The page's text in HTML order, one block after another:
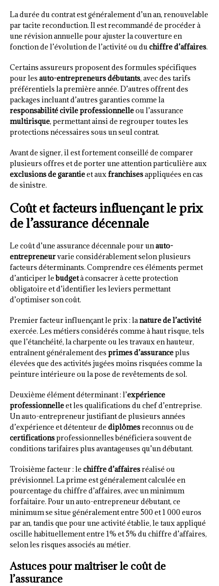
La durée du contrat est généralement d’un an, renouvelable
par tacite reconduction. Il est recommandé de procéder à
une révision annuelle pour ajuster la couverture en
fonction de l’évolution de l’activité ou duchiffre d’affaires.
Certains assureurs proposent des formules spécifiques
pour les auto-entrepreneurs débutants, avec des tarifs
préférentiels la première année. D’autres offrent des
packages incluant d’autres garanties comme la
responsabilité civile professionnelleou l’assurance
multirisque, permettant ainsi de regrouper toutes les
protections nécessaires sous un seul contrat.
Avant de signer, il est fortement conseillé de comparer
plusieurs offres et de porter une attention particulière aux
exclusions de garantieet auxfranchisesappliquées en cas
de sinistre.
Coût et facteurs influençant le prix
de l’assurance décennale
Le coût d’une assurance décennale pour unauto-
entrepreneurvarie considérablement selon plusieurs
facteurs déterminants. Comprendre ces éléments permet
d’anticiper lebudgetà consacrer à cette protection
obligatoire et d’identifier les leviers permettant
d’optimiser son coût.
Premier facteur influençant le prix : lanature de l’activité
exercée. Les métiers considérés comme à haut risque, tels
que l’étanchéité, la charpente ou les travaux en hauteur,
entraînent généralement des primes d’assuranceplus
élevées que des activités jugées moins risquées comme la
peinture intérieure ou la pose de revêtements de sol.
Deuxième élément déterminant : l’expérience
professionnelleet les qualifications du chef d’entreprise.
Un auto-entrepreneur justifiant de plusieurs années
d’expérience et détenteur de diplômesreconnus ou de
certificationsprofessionnelles bénéficiera souvent de
conditions tarifaires plus avantageuses qu’un débutant.
Troisième facteur : le chiffre d’affairesréalisé ou
prévisionnel. La prime est généralement calculée en
pourcentage du chiffre d’affaires, avec un minimum
forfaitaire. Pour un auto-entrepreneur débutant, ce
minimum se situe généralement entre 500 et 1 000 euros
par an, tandis que pour une activité établie, le taux appliqué
oscille habituellement entre 1% et 5% du chiffre d’affaires,
selon les risques associés au métier.
Astuces pour maîtriser le coût de
l’assurance